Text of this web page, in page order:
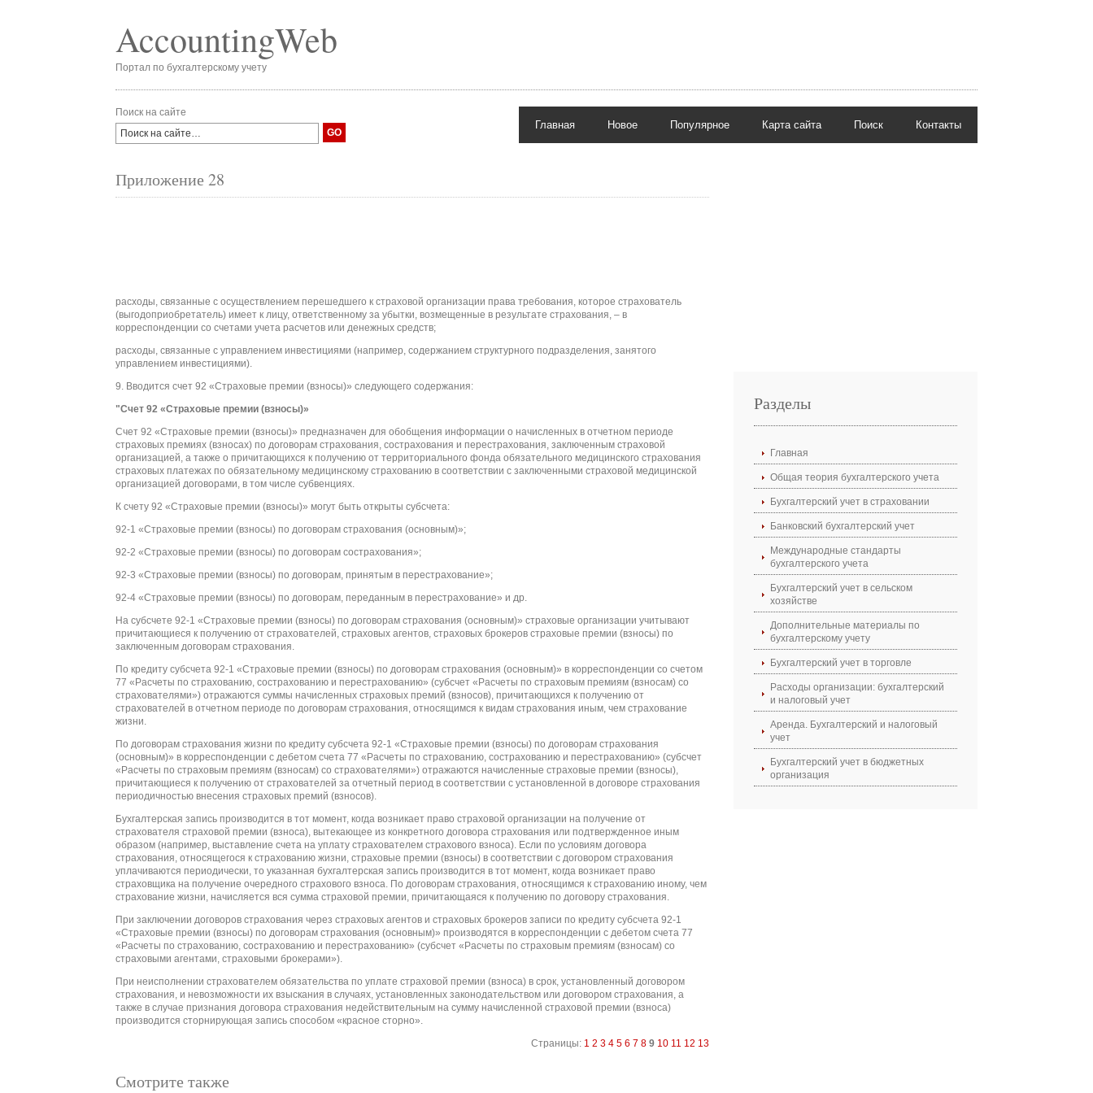
AccountingWeb
Портал по бухгалтерскому учету
Поиск на сайте
Главная Новое Популярное Карта сайта Поиск Контакты
Приложение 28
расходы, связанные с осуществлением перешедшего к страховой организации права требования, которое страхователь
(выгодоприобретатель) имеет к лицу, ответственному за убытки, возмещенные в результате страхования, – в
корреспонденции со счетами учета расчетов или денежных средств;
расходы, связанные с управлением инвестициями (например, содержанием структурного подразделения, занятого
управлением инвестициями).
9. Вводится счет 92 «Страховые премии (взносы)» следующего содержания:
"Счет 92 «Страховые премии (взносы)»
Счет 92 «Страховые премии (взносы)» предназначен для обобщения информации о начисленных в отчетном периоде
страховых премиях (взносах) по договорам страхования, сострахования и перестрахования, заключенным страховой
организацией, а также о причитающихся к получению от территориального фонда обязательного медицинского страхования
страховых платежах по обязательному медицинскому страхованию в соответствии с заключенными страховой медицинской
организацией договорами, в том числе субвенциях.
К счету 92 «Страховые премии (взносы)» могут быть открыты субсчета:
92-1 «Страховые премии (взносы) по договорам страхования (основным)»;
92-2 «Страховые премии (взносы) по договорам сострахования»;
92-3 «Страховые премии (взносы) по договорам, принятым в перестрахование»;
92-4 «Страховые премии (взносы) по договорам, переданным в перестрахование» и др.
На субсчете 92-1 «Страховые премии (взносы) по договорам страхования (основным)» страховые организации учитывают
причитающиеся к получению от страхователей, страховых агентов, страховых брокеров страховые премии (взносы) по
заключенным договорам страхования.
По кредиту субсчета 92-1 «Страховые премии (взносы) по договорам страхования (основным)» в корреспонденции со счетом
77 «Расчеты по страхованию, сострахованию и перестрахованию» (субсчет «Расчеты по страховым премиям (взносам) со
страхователями») отражаются суммы начисленных страховых премий (взносов), причитающихся к получению от
страхователей в отчетном периоде по договорам страхования, относящимся к видам страхования иным, чем страхование
жизни.
По договорам страхования жизни по кредиту субсчета 92-1 «Страховые премии (взносы) по договорам страхования
(основным)» в корреспонденции с дебетом счета 77 «Расчеты по страхованию, сострахованию и перестрахованию» (субсчет
«Расчеты по страховым премиям (взносам) со страхователями») отражаются начисленные страховые премии (взносы),
причитающиеся к получению от страхователей за отчетный период в соответствии с установленной в договоре страхования
периодичностью внесения страховых премий (взносов).
Бухгалтерская запись производится в тот момент, когда возникает право страховой организации на получение от
страхователя страховой премии (взноса), вытекающее из конкретного договора страхования или подтвержденное иным
образом (например, выставление счета на уплату страхователем страхового взноса). Если по условиям договора
страхования, относящегося к страхованию жизни, страховые премии (взносы) в соответствии с договором страхования
уплачиваются периодически, то указанная бухгалтерская запись производится в тот момент, когда возникает право
страховщика на получение очередного страхового взноса. По договорам страхования, относящимся к страхованию иному, чем
страхование жизни, начисляется вся сумма страховой премии, причитающаяся к получению по договору страхования.
При заключении договоров страхования через страховых агентов и страховых брокеров записи по кредиту субсчета 92-1
«Страховые премии (взносы) по договорам страхования (основным)» производятся в корреспонденции с дебетом счета 77
«Расчеты по страхованию, сострахованию и перестрахованию» (субсчет «Расчеты по страховым премиям (взносам) со
страховыми агентами, страховыми брокерами»).
При неисполнении страхователем обязательства по уплате страховой премии (взноса) в срок, установленный договором
страхования, и невозможности их взыскания в случаях, установленных законодательством или договором страхования, а
также в случае признания договора страхования недействительным на сумму начисленной страховой премии (взноса)
производится сторнирующая запись способом «красное сторно».
Страницы: 1 2 3 4 5 6 7 8 9 10 11 12 13
Смотрите также
Разделы
Главная
Общая теория бухгалтерского учета
Бухгалтерский учет в страховании
Банковский бухгалтерский учет
Международные стандарты
бухгалтерского учета
Бухгалтерский учет в сельском
хозяйстве
Дополнительные материалы по
бухгалтерскому учету
Бухгалтерский учет в торговле
Расходы организации: бухгалтерский
и налоговый учет
Аренда. Бухгалтерский и налоговый
учет
Бухгалтерский учет в бюджетных
организация